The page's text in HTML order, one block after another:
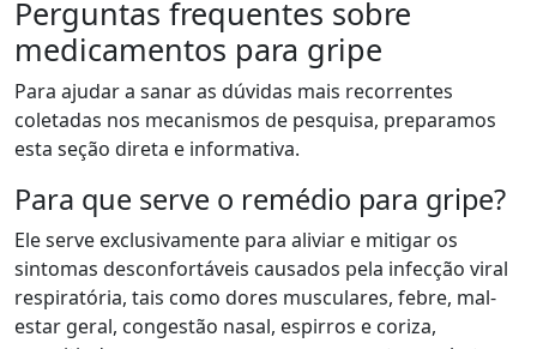
Perguntas frequentes sobre
medicamentos para gripe
Para ajudar a sanar as dúvidas mais recorrentes
coletadas nos mecanismos de pesquisa, preparamos
esta seção direta e informativa.
Para que serve o remédio para gripe?
Ele serve exclusivamente para aliviar e mitigar os
sintomas desconfortáveis causados pela infecção viral
respiratória, tais como dores musculares, febre, mal-
estar geral, congestão nasal, espirros e coriza,